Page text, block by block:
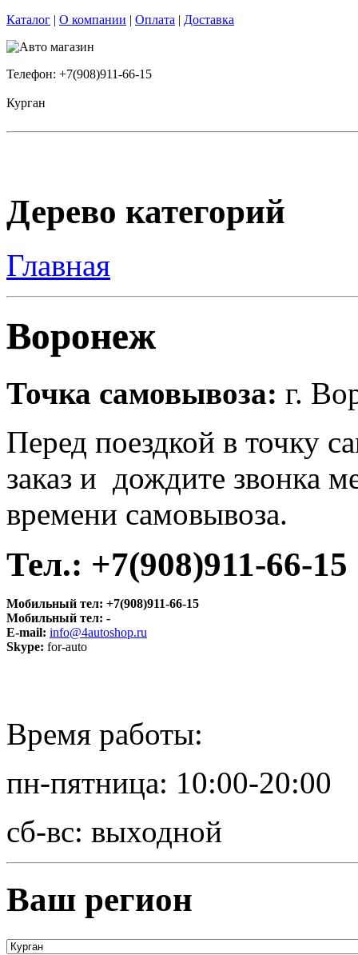
Каталог | О компании | Оплата | Доставка
Телефон: +7(908)911-66-15
Курган
Дерево категорий
Главная
Воронеж
Точка самовывоза: г.
Перед поездкой в точку
заказ и дождите звонка
времени самовывоза.
Тел.: +7(908)911-66-15
Мобильный тел: +7(908)911-66-15
Мобильный тел: -
E-mail: info@4autoshop.ru
Skype: for-auto
Время работы:
пн-пятница: 10:00-20:00
сб-вс: выходной
Ваш регион